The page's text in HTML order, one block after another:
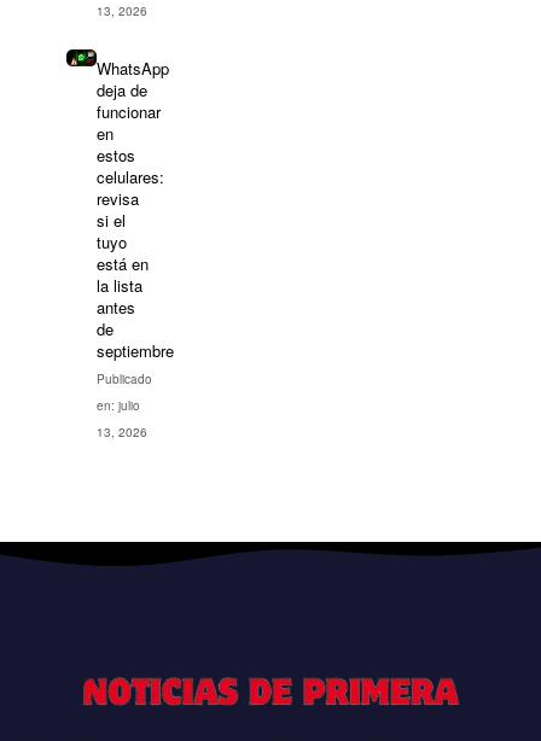
13, 2026
WhatsApp
deja de
funcionar
en
estos
celulares:
revisa
si el
tuyo
está en
la lista
antes
de
septiembre
Publicado
en: julio
13, 2026